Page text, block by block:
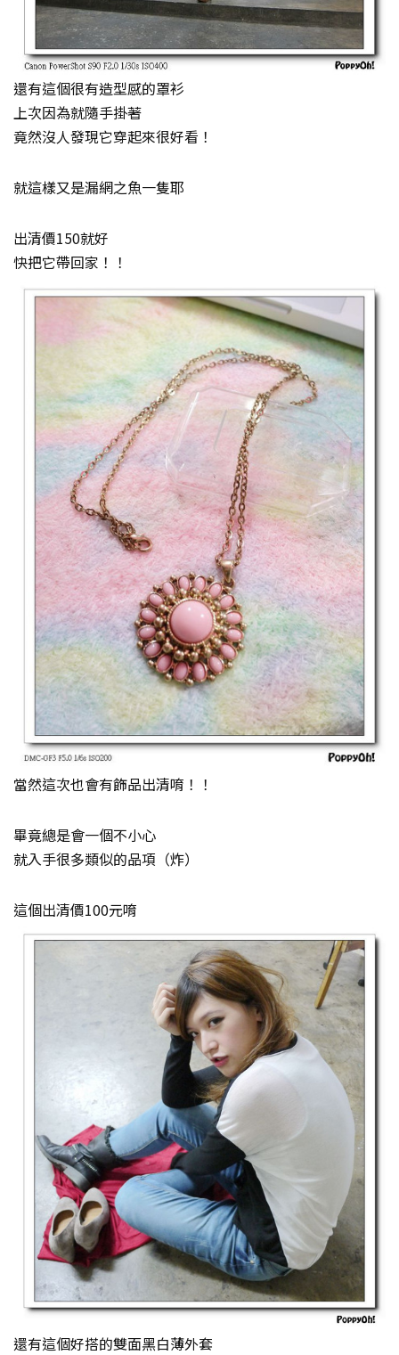
還有這個很有造型感的罩衫
上次因為就隨手掛著
竟然沒人發現它穿起來很好看！
就這樣又是漏網之魚一隻耶
出清價150就好
快把它帶回家！！
當然這次也會有飾品出清唷！！
畢竟總是會一個不小心
就入手很多類似的品項（炸）
這個出清價100元唷
還有這個好搭的雙面黑白薄外套